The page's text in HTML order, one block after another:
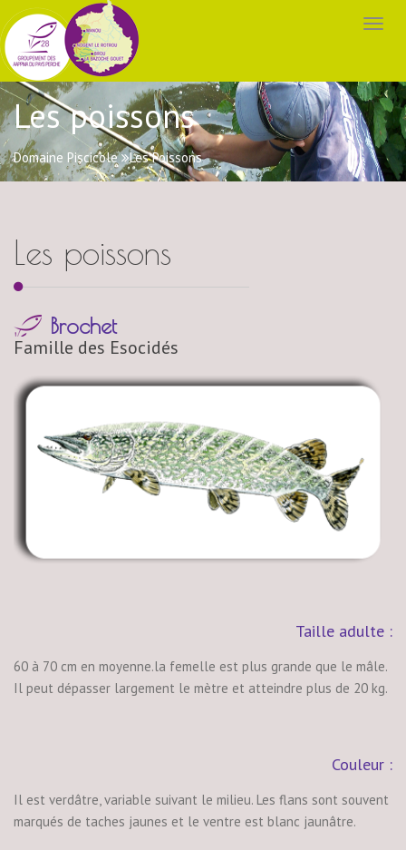
Les poissons
Domaine Piscicole Les Poissons
Les poissons
Brochet
Famille des Esocidés
Taille adulte :
60 à 70 cm en moyenne.la femelle est plus grande que le mâle.
Il peut dépasser largement le mètre et atteindre plus de 20 kg.
Couleur :
Il est verdâtre, variable suivant le milieu. Les flans sont souvent
marqués de taches jaunes et le ventre est blanc jaunâtre.